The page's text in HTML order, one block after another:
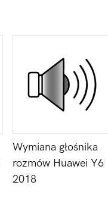
Wymiana głośnika
rozmów Huawei Y6
2018